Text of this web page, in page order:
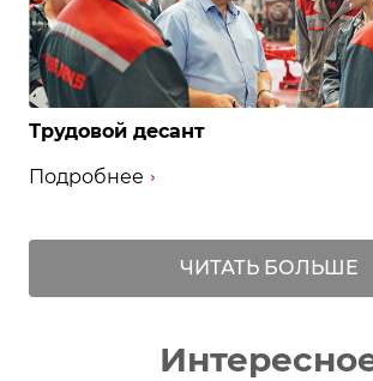
Трудовой десант
Подробнее
ЧИТАТЬ БОЛЬШЕ